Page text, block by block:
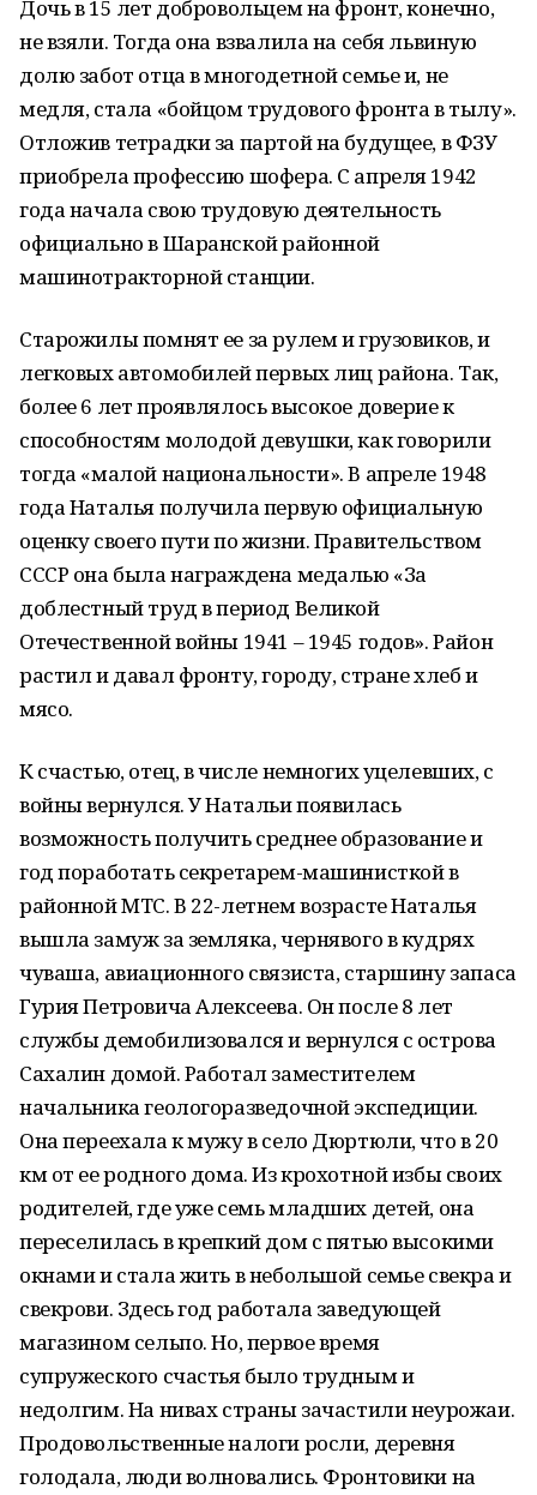
Дочь в 15 лет добровольцем на фронт, конечно,
не взяли. Тогда она взвалила на себя львиную
долю забот отца в многодетной семье и, не
медля, стала «бойцом трудового фронта в тылу».
Отложив тетрадки за партой на будущее, в ФЗУ
приобрела профессию шофера. С апреля 1942
года начала свою трудовую деятельность
официально в Шаранской районной
машинотракторной станции.
Старожилы помнят ее за рулем и грузовиков, и
легковых автомобилей первых лиц района. Так,
более 6 лет проявлялось высокое доверие к
способностям молодой девушки, как говорили
тогда «малой национальности». В апреле 1948
года Наталья получила первую официальную
оценку своего пути по жизни. Правительством
СССР она была награждена медалью «За
доблестный труд в период Великой
Отечественной войны 1941 – 1945 годов». Район
растил и давал фронту, городу, стране хлеб и
мясо.
К счастью, отец, в числе немногих уцелевших, с
войны вернулся. У Натальи появилась
возможность получить среднее образование и
год поработать секретарем-машинисткой в
районной МТС. В 22-летнем возрасте Наталья
вышла замуж за земляка, чернявого в кудрях
чуваша, авиационного связиста, старшину запаса
Гурия Петровича Алексеева. Он после 8 лет
службы демобилизовался и вернулся с острова
Сахалин домой. Работал заместителем
начальника геологоразведочной экспедиции.
Она переехала к мужу в село Дюртюли, что в 20
км от ее родного дома. Из крохотной избы своих
родителей, где уже семь младших детей, она
переселилась в крепкий дом с пятью высокими
окнами и стала жить в небольшой семье свекра и
свекрови. Здесь год работала заведующей
магазином сельпо. Но, первое время
супружеского счастья было трудным и
недолгим. На нивах страны зачастили неурожаи.
Продовольственные налоги росли, деревня
голодала, люди волновались. Фронтовики на